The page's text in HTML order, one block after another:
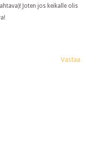
Joten jos keikalle olis
Vastaa